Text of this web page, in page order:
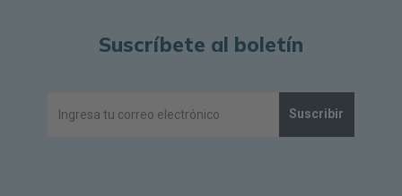
Suscríbete al boletín
Suscribir